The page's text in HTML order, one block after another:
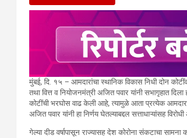
मुंबई, दि. १५ – आमदारांचा स्थानिक विकास निधी दोन
तथा वित्त व नियोजनमंत्री अजित पवार यांनी सभागृहात
कोटींची भरघोस वाढ केली आहे, त्यामुळे आता प्रत्येक
अजित पवार यांनी हा निर्णय घेतल्याबद्दल सत्ताधाऱ्यांसह
गेल्या दीड वर्षापासून राज्यासह देश कोरोना संकटाचा